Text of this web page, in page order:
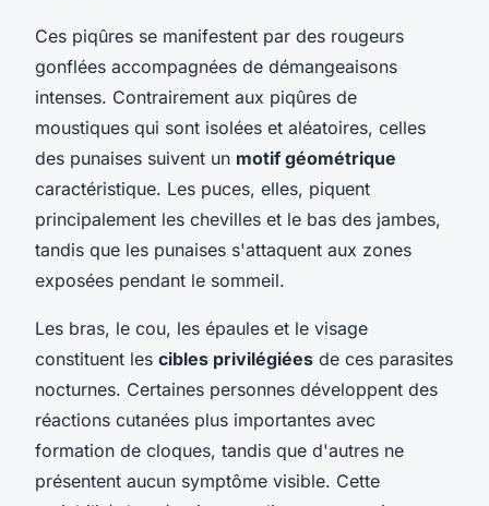
Ces piqûres se manifestent par des rougeurs
gonflées accompagnées de démangeaisons
intenses. Contrairement aux piqûres de
moustiques qui sont isolées et aléatoires, celles
des punaises suivent un motif géométrique
caractéristique. Les puces, elles, piquent
principalement les chevilles et le bas des jambes,
tandis que les punaises s'attaquent aux zones
exposées pendant le sommeil.
Les bras, le cou, les épaules et le visage
constituent les cibles privilégiées de ces parasites
nocturnes. Certaines personnes développent des
réactions cutanées plus importantes avec
formation de cloques, tandis que d'autres ne
présentent aucun symptôme visible. Cette